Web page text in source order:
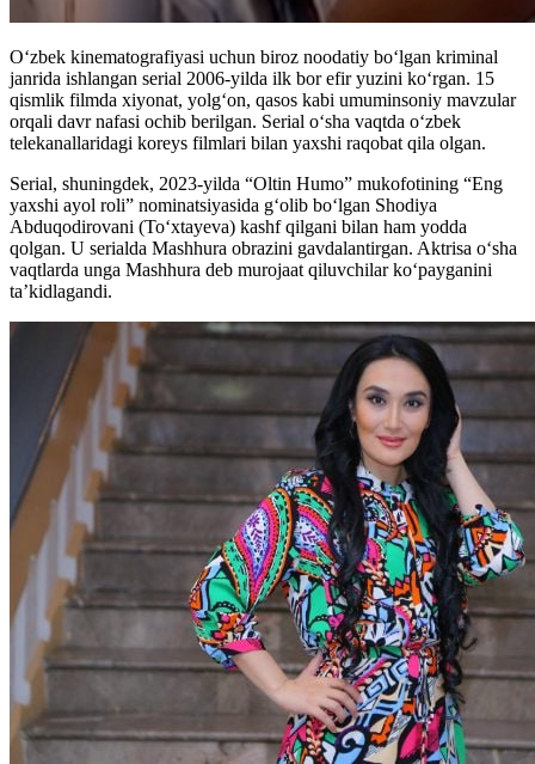
Oʻzbek kinematografiyasi uchun biroz noodatiy boʻlgan kriminal
janrida ishlangan serial 2006-yilda ilk bor efir yuzini koʻrgan. 15
qismlik filmda xiyonat, yolgʻon, qasos kabi umuminsoniy mavzular
orqali davr nafasi ochib berilgan. Serial oʻsha vaqtda oʻzbek
telekanallaridagi koreys filmlari bilan yaxshi raqobat qila olgan.
Serial, shuningdek, 2023-yilda “Oltin Humo” mukofotining “Eng
yaxshi ayol roli” nominatsiyasida gʻolib boʻlgan Shodiya
Abduqodirovani (Toʻxtayeva) kashf qilgani bilan ham yodda
qolgan. U serialda Mashhura obrazini gavdalantirgan. Aktrisa oʻsha
vaqtlarda unga Mashhura deb murojaat qiluvchilar koʻpayganini
ta’kidlagandi.